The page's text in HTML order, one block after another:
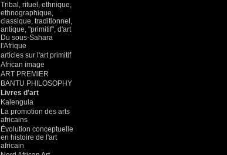
Tribal, rituel, ethnique,
ethnographique,
classique, traditionnel,
antique, "primitif", d'art
Du sous-Sahara
l'Afrique
articles sur l'art primitif
African image
ART PREMIER
BANTU PHILOSOPHY
Livres d'art
Kalengula
La promotion des arts
africains
Évolution conceptuelle
en histoire de l'art
africain